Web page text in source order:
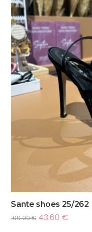
Sante shoes 25/262
109.00€ 43.60 €